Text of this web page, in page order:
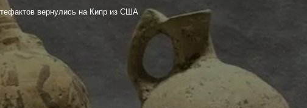
вернулись на Кипр из США